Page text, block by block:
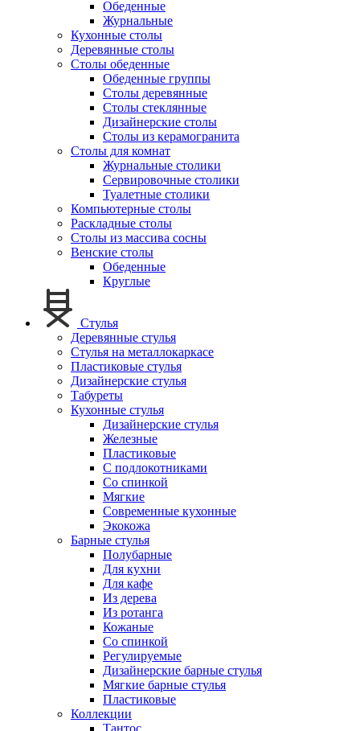
Обеденные
Журнальные
Кухонные столы
Деревянные столы
Столы обеденные
Обеденные группы
Столы деревянные
Столы стеклянные
Дизайнерские столы
Столы из керамогранита
Столы для комнат
Журнальные столики
Сервировочные столики
Туалетные столики
Компьютерные столы
Раскладные столы
Столы из массива сосны
Венские столы
Обеденные
Круглые
Стулья
Деревянные стулья
Стулья на металлокаркасе
Пластиковые стулья
Дизайнерские стулья
Табуреты
Кухонные стулья
Дизайнерские стулья
Железные
Пластиковые
С подлокотниками
Со спинкой
Мягкие
Современные кухонные
Экокожа
Барные стулья
Полубарные
Для кухни
Для кафе
Из дерева
Из ротанга
Кожаные
Со спинкой
Регулируемые
Дизайнерские барные стулья
Мягкие барные стулья
Пластиковые
Коллекции